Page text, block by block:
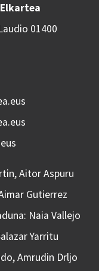
01400
Aitor Aspuru
Gutierrez
Naia Vallejo
Yarritu
Amrudin Drljo